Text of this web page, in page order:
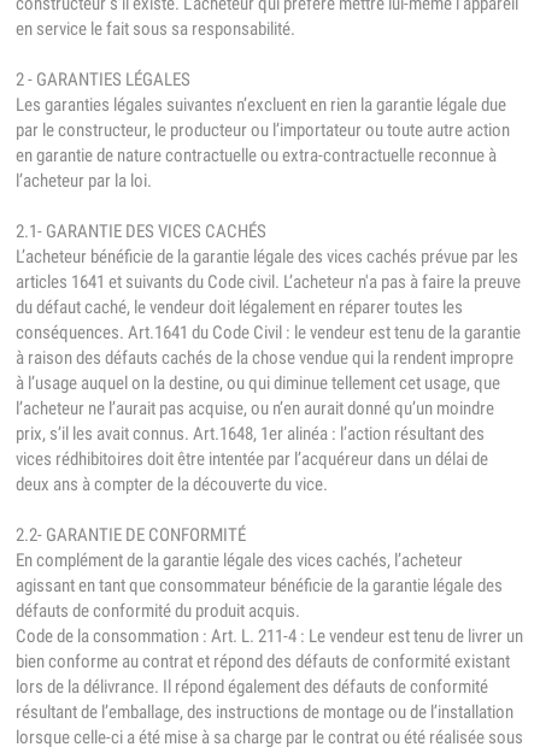
en service le fait sous sa responsabilité.
2 - GARANTIES LÉGALES
Les garanties légales suivantes n’excluent en rien la garantie légale due
par le constructeur, le producteur ou l’importateur ou toute autre action
en garantie de nature contractuelle ou extra-contractuelle reconnue à
l’acheteur par la loi.
2.1- GARANTIE DES VICES CACHÉS
L’acheteur bénéficie de la garantie légale des vices cachés prévue par les
articles 1641 et suivants du Code civil. L’acheteur n'a pas à faire la preuve
du défaut caché, le vendeur doit légalement en réparer toutes les
conséquences. Art.1641 du Code Civil : le vendeur est tenu de la garantie
à raison des défauts cachés de la chose vendue qui la rendent impropre
à l’usage auquel on la destine, ou qui diminue tellement cet usage, que
l’acheteur ne l’aurait pas acquise, ou n’en aurait donné qu’un moindre
prix, s’il les avait connus. Art.1648, 1er alinéa : l’action résultant des
vices rédhibitoires doit être intentée par l’acquéreur dans un délai de
deux ans à compter de la découverte du vice.
2.2- GARANTIE DE CONFORMITÉ
En complément de la garantie légale des vices cachés, l’acheteur
agissant en tant que consommateur bénéficie de la garantie légale des
défauts de conformité du produit acquis.
Code de la consommation : Art. L. 211-4 : Le vendeur est tenu de livrer un
bien conforme au contrat et répond des défauts de conformité existant
lors de la délivrance. Il répond également des défauts de conformité
résultant de l’emballage, des instructions de montage ou de l’installation
lorsque celle-ci a été mise à sa charge par le contrat ou été réalisée sous